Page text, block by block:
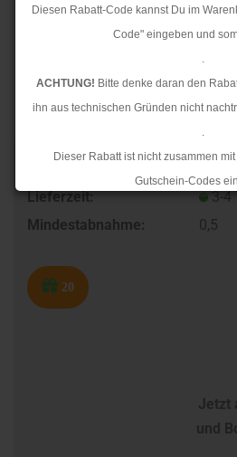
Diesen Rabatt-Code kannst Du im
Code" eingeben und
.
ACHTUNG! Bitte denke daran den
ihn aus technischen Gründen nicht
.
Dieser Rabatt ist nicht zusammen
Gutschein-Codes
.
Ab dem 17.08.2026 versenden wir
Lieferzeit:
3-4
Mindestabnahme:
0,5
20